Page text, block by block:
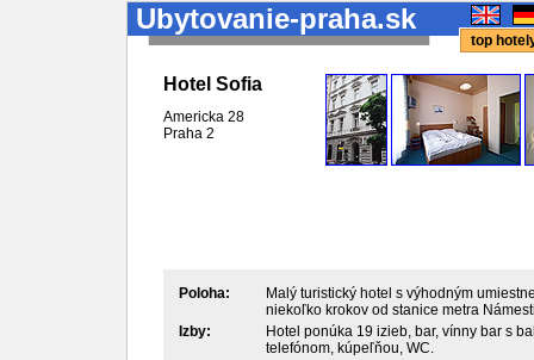
Ubytovanie-praha.sk
top
Hotel Sofia
Americka 28
Praha 2
Poloha:
Malý turistický hotel s výhodným
niekoľko krokov od stanice metra
Izby:
Hotel ponúka 19 izieb, bar, vínny bar s
telefónom, kúpeľňou, WC.